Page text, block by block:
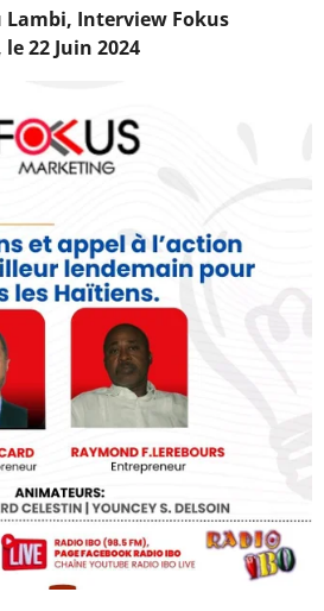
Lambi, Interview Fokus
22 Juin 2024